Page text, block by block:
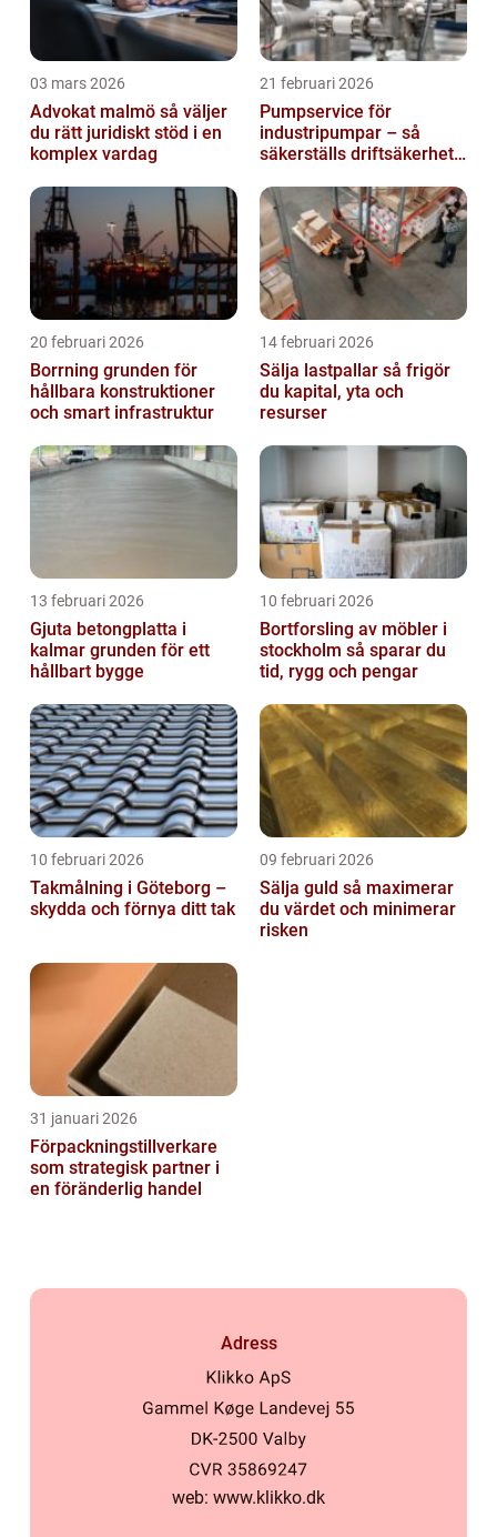
03 mars 2026
Advokat malmö så väljer
du rätt juridiskt stöd i en
komplex vardag
21 februari 2026
Pumpservice för
industripumpar – så
säkerställs driftsäkerhet
20 februari 2026
Borrning grunden för
hållbara konstruktioner
och smart infrastruktur
14 februari 2026
Sälja lastpallar så frigör
du kapital, yta och
resurser
13 februari 2026
Gjuta betongplatta i
kalmar grunden för ett
hållbart bygge
10 februari 2026
Bortforsling av möbler i
stockholm så sparar du
tid, rygg och pengar
10 februari 2026
Takmålning i Göteborg –
skydda och förnya ditt tak
09 februari 2026
Sälja guld så maximerar
du värdet och minimerar
risken
31 januari 2026
Förpackningstillverkare
som strategisk partner i
en föränderlig handel
Adress
web: www.klikko.dk